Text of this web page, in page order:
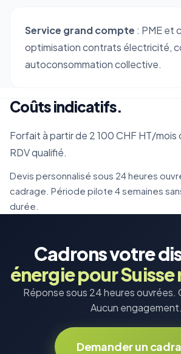
Service grand compte : PME et
optimisation contrats électricité,
autoconsommation collective.
Coûts indicatifs.
Forfait à partir de 2 100 CHF HT/mois
RDV qualifié.
Devis personnalisé sous 24 heures
cadrage. Période pilote 4 semaines
durée.
Cadrons votre
énergie pour
Réponse sous 24 heures
Aucun engagement.
Demander un